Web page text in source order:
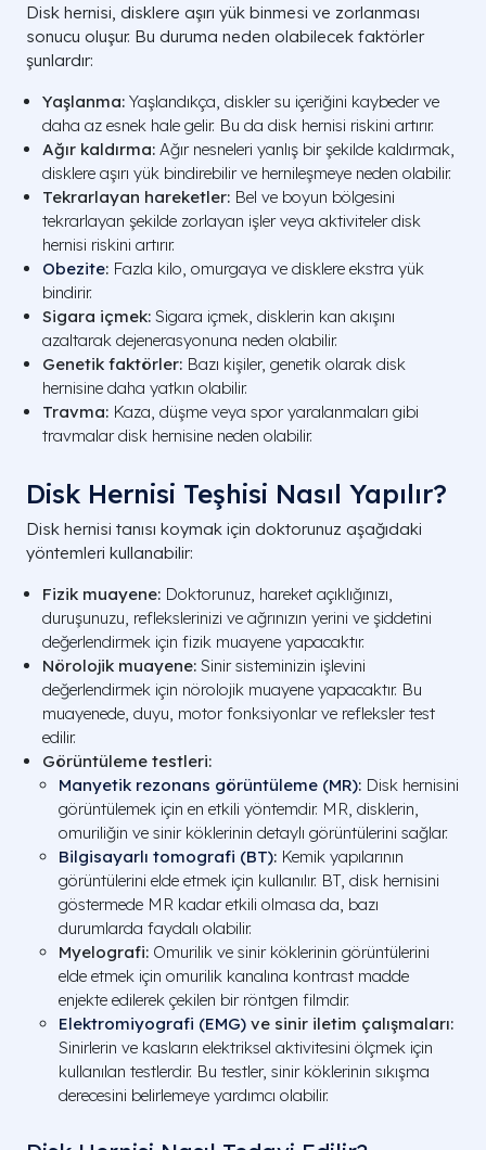
Disk hernisi, disklere aşırı yük binmesi ve zorlanması
sonucu oluşur. Bu duruma neden olabilecek faktörler
şunlardır:
Yaşlanma: Yaşlandıkça, diskler su içeriğini kaybeder ve
daha az esnek hale gelir. Bu da disk hernisi riskini artırır.
Ağır kaldırma: Ağır nesneleri yanlış bir şekilde kaldırmak,
disklere aşırı yük bindirebilir ve hernileşmeye neden olabilir.
Tekrarlayan hareketler: Bel ve boyun bölgesini
tekrarlayan şekilde zorlayan işler veya aktiviteler disk
hernisi riskini artırır.
Obezite: Fazla kilo, omurgaya ve disklere ekstra yük
bindirir.
Sigara içmek: Sigara içmek, disklerin kan akışını
azaltarak dejenerasyonuna neden olabilir.
Genetik faktörler: Bazı kişiler, genetik olarak disk
hernisine daha yatkın olabilir.
Travma: Kaza, düşme veya spor yaralanmaları gibi
travmalar disk hernisine neden olabilir.
Disk Hernisi Teşhisi Nasıl Yapılır?
Disk hernisi tanısı koymak için doktorunuz aşağıdaki
yöntemleri kullanabilir:
Fizik muayene: Doktorunuz, hareket açıklığınızı,
duruşunuzu, reflekslerinizi ve ağrınızın yerini ve şiddetini
değerlendirmek için fizik muayene yapacaktır.
Nörolojik muayene: Sinir sisteminizin işlevini
değerlendirmek için nörolojik muayene yapacaktır. Bu
muayenede, duyu, motor fonksiyonlar ve refleksler test
edilir.
Görüntüleme testleri:
Manyetik rezonans görüntüleme (MR): Disk hernisini
görüntülemek için en etkili yöntemdir. MR, disklerin,
omuriliğin ve sinir köklerinin detaylı görüntülerini sağlar.
Bilgisayarlı tomografi (BT): Kemik yapılarının
görüntülerini elde etmek için kullanılır. BT, disk hernisini
göstermede MR kadar etkili olmasa da, bazı
durumlarda faydalı olabilir.
Myelografi: Omurilik ve sinir köklerinin görüntülerini
elde etmek için omurilik kanalına kontrast madde
enjekte edilerek çekilen bir röntgen filmdir.
Elektromiyografi (EMG) ve sinir iletim çalışmaları:
Sinirlerin ve kasların elektriksel aktivitesini ölçmek için
kullanılan testlerdir. Bu testler, sinir köklerinin sıkışma
derecesini belirlemeye yardımcı olabilir.